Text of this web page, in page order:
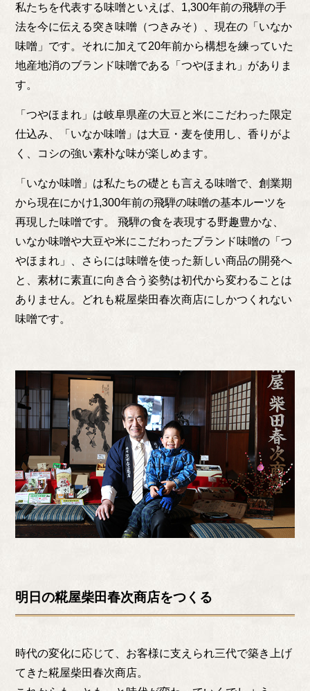
私たちを代表する味噌といえば、1,300年前の飛騨の手
法を今に伝える突き味噌（つきみそ）、現在の「いなか
味噌」です。それに加えて20年前から構想を練っていた
地産地消のブランド味噌である「つやほまれ」がありま
す。
「つやほまれ」は岐阜県産の大豆と米にこだわった限定
仕込み、「いなか味噌」は大豆・麦を使用し、香りがよ
く、コシの強い素朴な味が楽しめます。
「いなか味噌」は私たちの礎とも言える味噌で、創業期
から現在にかけ1,300年前の飛騨の味噌の基本ルーツを
再現した味噌です。 飛騨の食を表現する野趣豊かな、
いなか味噌や大豆や米にこだわったブランド味噌の 「つ
やほまれ」
、さらには味噌を使った新しい商品の開発へ
と、素材に素直に向き合う姿勢は初代から変わることは
ありません。どれも糀屋柴田春次商店にしかつくれない
味噌です。
明日の糀屋柴田春次商店をつくる
時代の変化に応じて、お客様に支えられ三代で築き上げ
てきた糀屋柴田春次商店。